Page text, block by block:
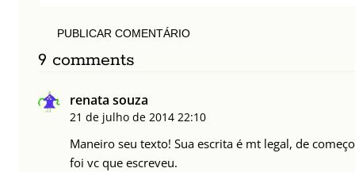
PUBLICAR COMENTÁRIO
9 comments
renata souza
21 de julho de 2014 22:10
Maneiro seu texto! Sua escrita é mt legal, de
foi vc que escreveu.